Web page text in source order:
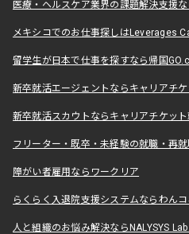
医療・ヘルスケア業界の課題解決支援
メキシコでのお仕事探しはLeverages
留学生が日本で仕事を探すなら帰国
新卒就活エージェントならキャリアチ
新卒就活スカウトならキャリアチケッ
フリーター・既卒・未経験の就職・再
障がい者雇用ならワークリア
らくらく入退院支援システムならわんコ
人と組織のお悩み解決ならNALYSYS Lab.